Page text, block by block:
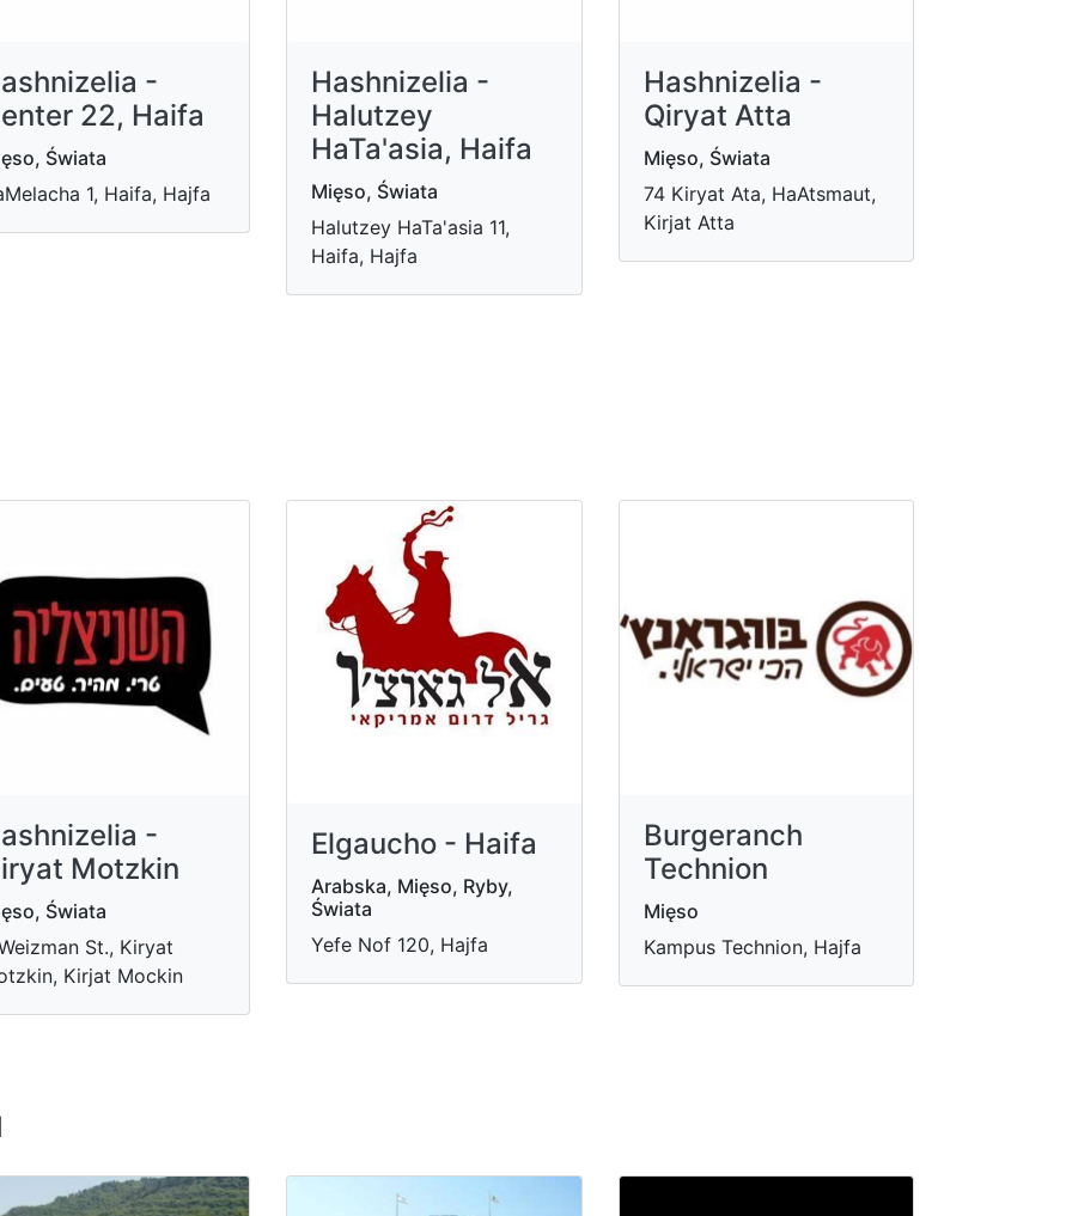
-
22, Haifa
Świata
1, Haifa, Hajfa
Hashnizelia -
Halutzey
HaTa'asia, Haifa
Mięso, Świata
Halutzey HaTa'asia 11,
Haifa, Hajfa
Hashnizelia -
Qiryat Atta
Mięso, Świata
74 Kiryat Ata, HaAtsmaut,
Kirjat Atta
-
Motzkin
Świata
St., Kiryat
Kirjat Mockin
Elgaucho - Haifa
Arabska, Mięso, Ryby,
Świata
Yefe Nof 120, Hajfa
Burgeranch
Technion
Mięso
Kampus Technion, Hajfa